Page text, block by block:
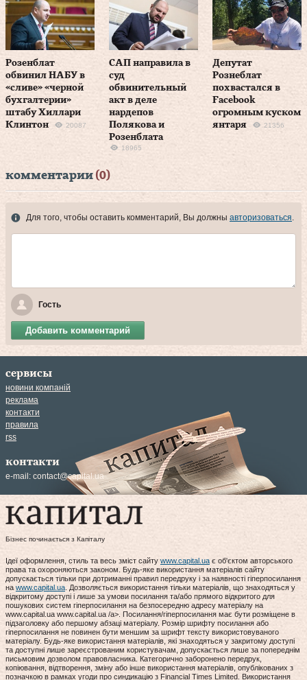
Розенблат
обвинил НАБУ в
«сливе» «черной
бухгалтерии»
штабу Хиллари
Клинтон
20087
САП направила в
суд
обвинительный
акт в деле
нардепов
Полякова и
Розенблата
18965
Депутат
Рознеблат
похвастался в
Facebook
огромным куском
янтаря
21356
комментарии (0)
Для того, чтобы оставить комментарий, Вы должны авторизоваться.
Гость
Добавить комментарий
сервисы
новини компаній
реклама
контакти
правила
rss
контакти
e-mail: contact@capital.ua
Бізнес починається з Капіталу
Ідеї оформлення, стиль та весь зміст сайту www.capital.uaє об'єктом авторського
права та охороняються законом. Будь-яке використання матеріалів сайту
допускається тільки при дотриманні правил передруку і за наявності гіперпосилання
наwww.capital.ua. Дозволяється використання тільки матеріалів, що знаходяться у
відкритому доступі і лише за умови посилання та/або прямого відкритого для
пошукових систем гіперпосилання на безпосередню адресу матеріалу на
www.capital.ua www.capital.ua /a>. Посилання/гіперпосилання має бути розміщене в
підзаголовку або першому абзаці матеріалу. Розмір шрифту посилання або
гіперпосилання не повинен бути меншим за шрифт тексту використовуваного
матеріалу. Будь-яке використання матеріалів, які знаходяться у закритому доступі
та доступні лише зареєстрованим користувачам, допускається лише за попереднім
письмовим дозволом правовласника. Категорично заборонено передрук,
копіювання, відтворення, зміну або інше використання матеріалів, опублікованих з
позначкою в рамках угоди про синдикацію з Financial Times Limited. Використання